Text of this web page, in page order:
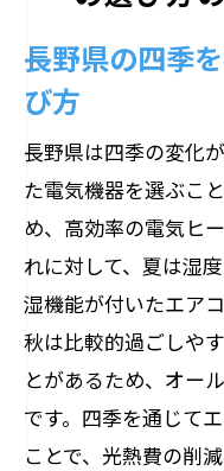
最新電気機器で
法
スマートホ
快適な生活
最新の家庭
長野県の自
効率の良い
高性能な照
快適なキッ
長野県の家庭に
長野県の四季
び方
長野県は四季の変化
た電気機器を選ぶこ
め、高効率の電気ヒ
れに対して、夏は湿
湿機能が付いたエア
秋は比較的過ごしや
とがあるため、オー
です。四季を通じて
ことで、光熱費の削